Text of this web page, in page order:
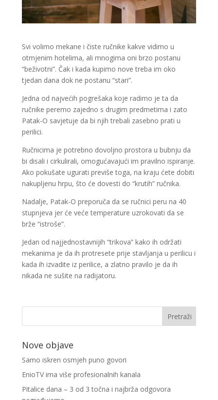
Svi volimo mekane i čiste ručnike kakve vidimo u
otmjenim hotelima, ali mnogima oni brzo postanu
“beživotni”. Čak i kada kupimo nove treba im oko
tjedan dana dok ne postanu “stari”.
Jedna od najvećih pogrešaka koje radimo je ta da
ručnike peremo zajedno s drugim predmetima i zato
Patak-O savjetuje da bi njih trebali zasebno prati u
perilici.
Ručnicima je potrebno dovoljno prostora u bubnju da
bi disali i cirkulirali, omogućavajući im pravilno ispiranje.
Ako pokušate ugurati previše toga, na kraju ćete dobiti
nakupljenu hrpu, što će dovesti do “krutih” ručnika.
Nadalje, Patak-O preporuča da se ručnici peru na 40
stupnjeva jer će veće temperature uzrokovati da se
brže “istroše”.
Jedan od najjednostavnijih “trikova” kako ih održati
mekanima je da ih protresete prije stavljanja u perilicu i
kada ih izvadite iz perilice, a zlatno pravilo je da ih
nikada ne sušite na radijatoru.
Nove objave
Samo iskren osmjeh puno govori
EnioTV ima više profesionalnih kanala
Pitalice dana – 3 od 3 točna i najbrža odgovora